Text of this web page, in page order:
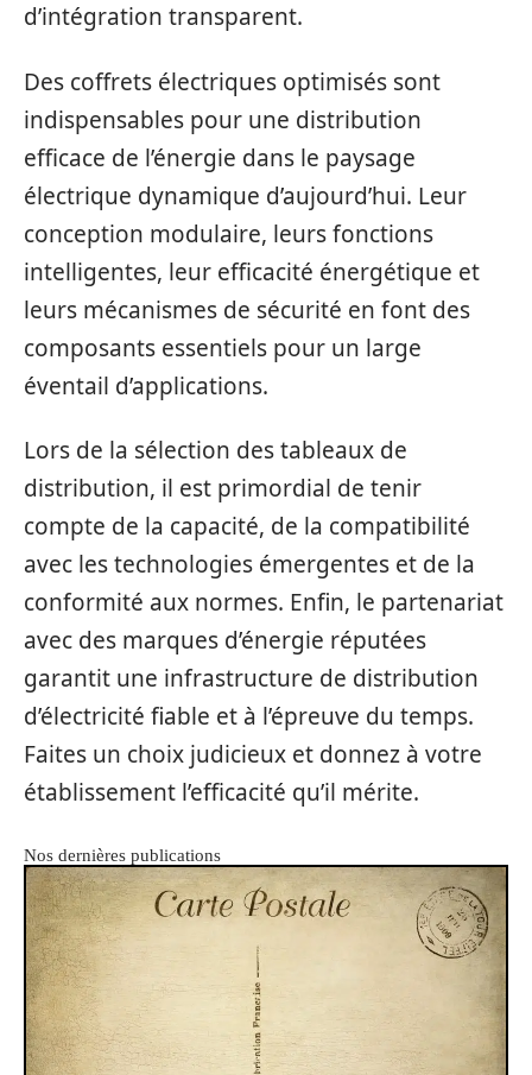
d’intégration transparent.
Des coffrets électriques optimisés sont
indispensables pour une distribution
efficace de l’énergie dans le paysage
électrique dynamique d’aujourd’hui. Leur
conception modulaire, leurs fonctions
intelligentes, leur efficacité énergétique et
leurs mécanismes de sécurité en font des
composants essentiels pour un large
éventail d’applications.
Lors de la sélection des tableaux de
distribution, il est primordial de tenir
compte de la capacité, de la compatibilité
avec les technologies émergentes et de la
conformité aux normes. Enfin, le partenariat
avec des marques d’énergie réputées
garantit une infrastructure de distribution
d’électricité fiable et à l’épreuve du temps.
Faites un choix judicieux et donnez à votre
établissement l’efficacité qu’il mérite.
Nos dernières publications